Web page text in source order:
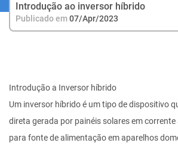
Introdução ao inversor híbrido
Publicado em07/Apr/2023
Introdução a Inversor híbrido
Um inversor híbrido é um tipo de dispositivo
direta gerada por painéis solares em
para fonte de alimentação em aparelhos